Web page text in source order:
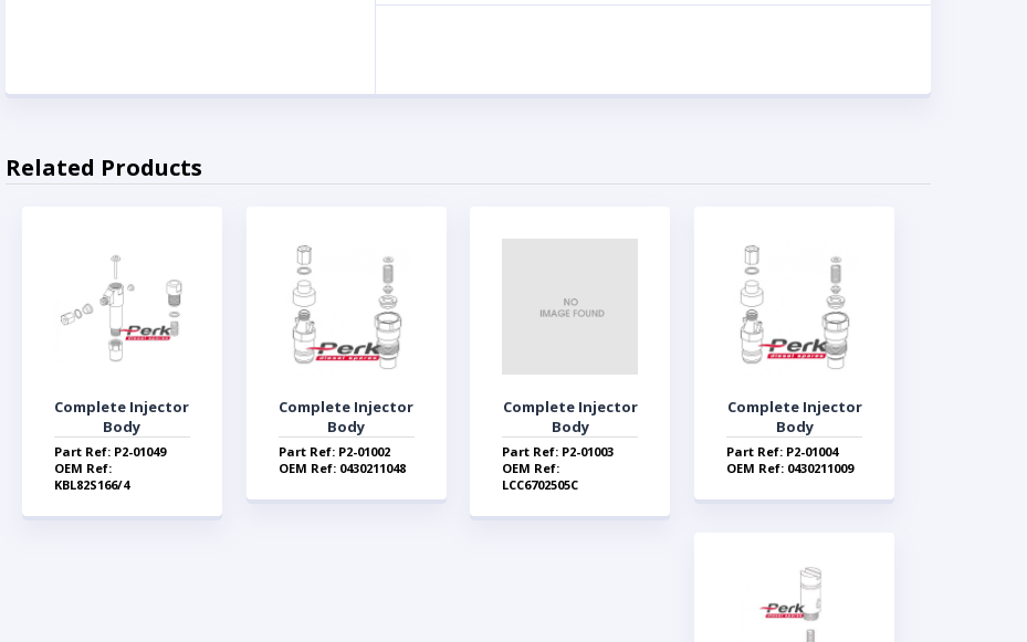
Related Products
Complete Injector
Body
Part Ref: P2-01049
OEM Ref:
KBL82S166/4
Complete Injector
Body
Part Ref: P2-01002
OEM Ref: 0430211048
Complete Injector
Body
Part Ref: P2-01003
OEM Ref:
LCC6702505C
Complete Injector
Body
Part Ref: P2-01004
OEM Ref: 0430211009